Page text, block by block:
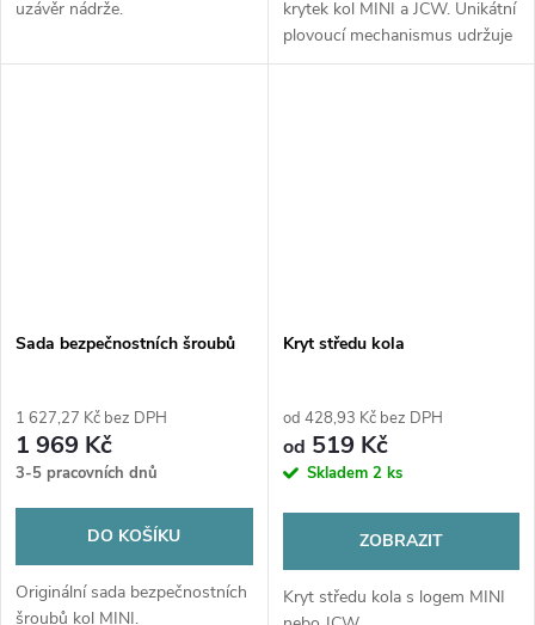
uzávěr nádrže.
krytek kol MINI a JCW. Unikátní
plovoucí mechanismus udržuje
logo ve vodorovné poloze i za
Sada bezpečnostních šroubů
1 627,27 Kč bez DPH
1 969 Kč
3-5 pracovních dnů
DO KOŠÍKU
Originální sada bezpečnostních
šroubů kol MINI.
Kryt středu kola
od 428,93 Kč bez DPH
od 519 Kč
Skladem 2 ks
ZOBRAZIT
Kryt středu kola s logem MINI